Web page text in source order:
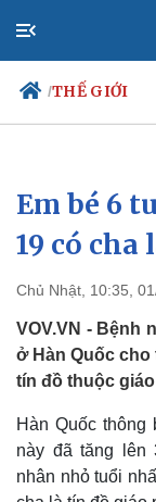
/THẾ GIỚI
Chính trị
Đảng
Tổ chức nhân sự
Nhận diện sự thật
Em bé 6
19 có
Chủ Nhật, 10:35,
VOV.VN - Bệnh
ở Hàn Quốc cho
tín đồ thuộc
Hàn Quốc
này đã tăng lên
nhân nhỏ tuổi